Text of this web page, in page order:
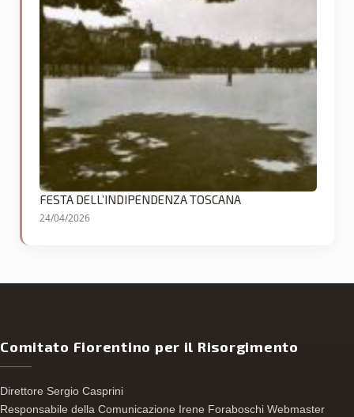
FESTA DELL’INDIPENDENZA TOSCANA
24/04/2026
Comitato Fiorentino per il Risorgimento
Direttore Sergio Casprini
Responsabile della Comunicazione Irene Foraboschi Webmaster